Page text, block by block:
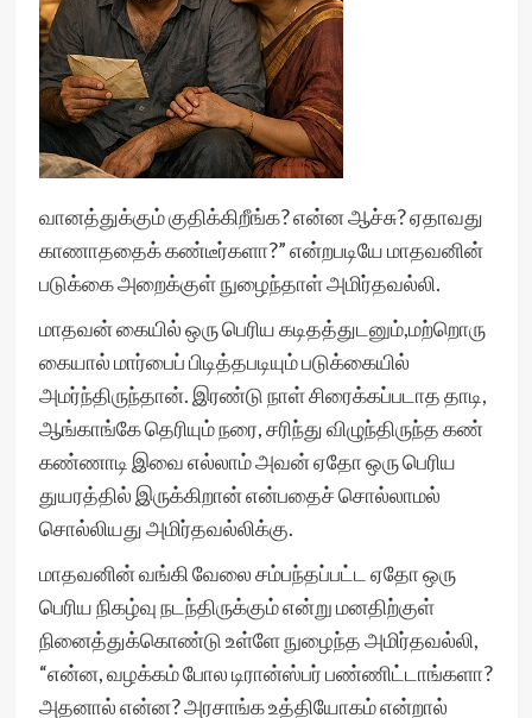
வானத்துக்கும் குதிக்கிறீங்க? என்ன ஆச்சு? ஏதாவது
காணாததைக் கண்டீர்களா?” என்றபடியே மாதவனின்
படுக்கை அறைக்குள் நுழைந்தாள் அமிர்தவல்லி.
மாதவன் கையில் ஒரு பெரிய கடிதத்துடனும்,மற்றொரு
கையால் மார்பைப் பிடித்தபடியும் படுக்கையில்
அமர்ந்திருந்தான். இரண்டு நாள் சிரைக்கப்படாத தாடி,
ஆங்காங்கே தெரியும் நரை, சரிந்து விழுந்திருந்த கண்
கண்ணாடி இவை எல்லாம் அவன் ஏதோ ஒரு பெரிய
துயரத்தில் இருக்கிறான் என்பதைச் சொல்லாமல்
சொல்லியது அமிர்தவல்லிக்கு.
மாதவனின் வங்கி வேலை சம்பந்தப்பட்ட ஏதோ ஒரு
பெரிய நிகழ்வு நடந்திருக்கும் என்று மனதிற்குள்
நினைத்துக்கொண்டு உள்ளே நுழைந்த அமிர்தவல்லி,
“என்ன, வழக்கம் போல டிரான்ஸ்பர் பண்ணிட்டாங்களா?
அதனால் என்ன? அரசாங்க உத்தியோகம் என்றால்